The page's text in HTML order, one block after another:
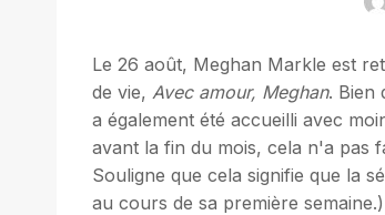
Le 26 août, Meghan Markle est
de vie, Avec amour, Meghan. Bien
a également été accueilli avec
avant la fin du mois, cela n'a pas
Souligne que cela signifie que la
au cours de sa première